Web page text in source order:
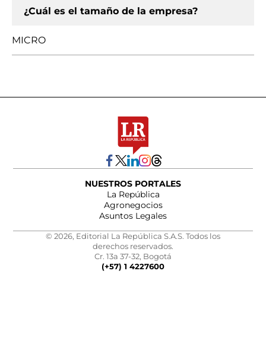
¿Cuál es el tamaño de la empresa?
MICRO
NUESTROS PORTALES
La República
Agronegocios
Asuntos Legales
© 2026, Editorial La República S.A.S. Todos los
derechos reservados.
Cr. 13a 37-32, Bogotá
(+57) 1 4227600